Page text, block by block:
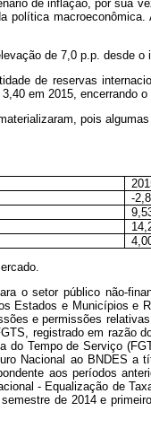
de inflação, por sua
de 7,0 p.p. desde
de reservas
em 2015, encerrando
pois
-2,8
o setor público não-
Estados e Municípios e
e permissões
registrado em razão
do Tempo de Serviço
Nacional ao BNDES a
aos períodos
- Equalização de
de 2014 e